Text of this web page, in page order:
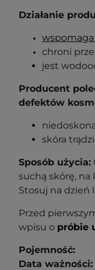
Działanie
chroni
jest
Producent
defektów
skóra
Sposób użycia:
suchą skórę, na
Stosuj na dzień
Przed
wpisu o próbie
Pojemność:
Data ważności: